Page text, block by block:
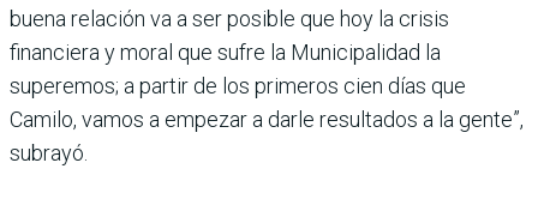
buena relación va a ser posible que hoy la crisis
financiera y moral que sufre la Municipalidad la
superemos; a partir de los primeros cien días que
Camilo, vamos a empezar a darle resultados a la gente”,
subrayó.